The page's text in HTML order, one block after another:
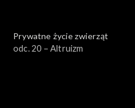
Prywatne życie zwierząt
odc. 20 – Altruizm